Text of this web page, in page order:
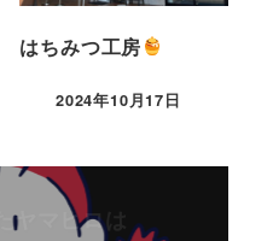
はちみつ工房
2024年10月17日
マヒロは